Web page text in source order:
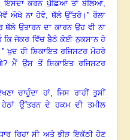
ਇਸਦਾ ਕਰਨ ਪੁੱਛਿਆ ਤਾਂ ਬੋਲਿਆ,
ਔਖੇ ਨਾ ਹੋਵੋ, ਥੱਲੇ ਉੱਤਰੋ।” ਰੌਲਾ
ਉਤਾਰਨ ਦਾ ਕਾਰਨ ਉਹ ਵੀ ਨਾ
ਕਿ ਜੇਕਰ ਵਿੱਚ ਬੈਠੇ ਕੋਈ ਨੁਕਸਾਨ ਹੋ
” ਖੁਦ ਹੀ ਸ਼ਿਕਾਇਤ ਰਜਿਸਟਰ ਮੋਹਰੇ
ਮੈਂ ਉਸ ਤੋਂ ਸ਼ਿਕਾਇਤ ਰਜਿਸਟਰ
ਚਾਹੁੰਦਾ ਹਾਂ, ਜਿਸ ਰਾਹੀਂ ਤੁਸੀਂ
ਉੱਤਰਨ ਦੇ ਹਕਮ ਦੀ ਤਮੀਲ
ਰਿਹਾ ਸੀ ਅਤੇ ਭੀੜ ਇਕੱਠੀ ਹੋਣ